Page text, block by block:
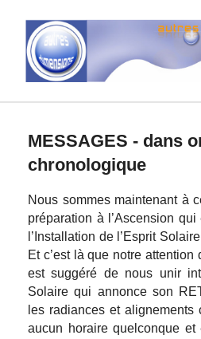
MESSAGES - dans
chronologique
Nous sommes maintenant à
préparation à l’Ascension
l’Installation de l’Esprit
Et c’est là que notre attention
est suggéré de nous unir
Solaire qui annonce son
les radiances et alignements
aucun horaire quelconque